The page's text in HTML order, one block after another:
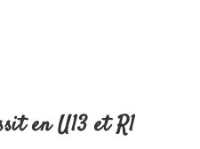
en U13 et R1